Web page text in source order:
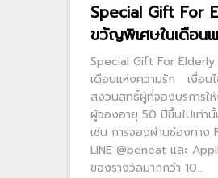
Special Gift For
ขวัญพิเศษในเดือน
Special Gift For
เดือนแห่งความรัก เงื่อน
สงวนสิทธิ์ผู้ที่จองบริการใ
ผู้จองอายุ 50 ปีขึ้นไปเท่า
เช่น การจองผ่านช่องทาง
LINE @beneat และ
ของรางวัลมากกว่า 10…